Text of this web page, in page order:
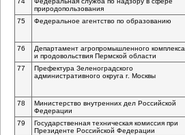
природопользования
75 Федеральное агентство по образованию
76
Департамент агропромышленного комплекса
и продовольствия Пермской области
77
Префектура Зеленоградского
административного округа г. Москвы
78
Министерство внутренних дел Российской
Федерации
79
Государственная техническая комиссия при
Президенте Российской Федерации